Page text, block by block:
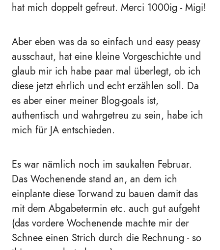
hat mich doppelt gefreut. Merci 1000ig - Migi!
Aber eben was da so einfach und easy peasy
ausschaut, hat eine kleine Vorgeschichte und
glaub mir ich habe paar mal überlegt, ob ich
diese jetzt ehrlich und echt erzählen soll. Da
es aber einer meiner Blog-goals ist,
authentisch und wahrgetreu zu sein, habe ich
mich für JA entschieden.
Es war nämlich noch im saukalten Februar.
Das Wochenende stand an, an dem ich
einplante diese Torwand zu bauen damit das
mit dem Abgabetermin etc. auch gut aufgeht
(das vordere Wochenende machte mir der
Schnee einen Strich durch die Rechnung - so